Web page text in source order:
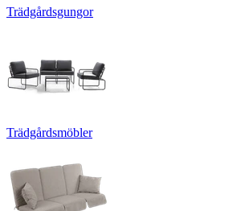
Trädgårdsgungor
Trädgårdsmöbler